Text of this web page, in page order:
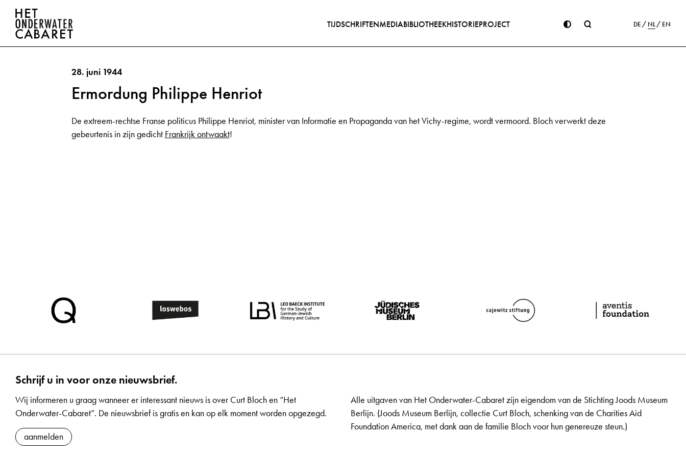
TIJDSCHRIFTENMEDIABIBLIOTHEEKHISTORIEPROJECT DE NL EN
28. juni 1944
Ermordung Philippe Henriot
De extreem-rechtse Franse politicus Philippe Henriot, minister van Informatie en Propaganda van het Vichy-regime, wordt vermoord. Bloch verwerkt deze
gebeurtenis in zijn gedicht Frankrijk ontwaakt!
Schrijf u in voor onze nieuwsbrief.
Wij informeren u graag wanneer er interessant nieuws is over Curt Bloch en “Het
Onderwater-Cabaret”. De nieuwsbrief is gratis en kan op elk moment worden opgezegd.
aanmelden
Alle uitgaven van Het Onderwater-Cabaret zijn eigendom van de Stichting Joods Museum
Berlijn. (Joods Museum Berlijn, collectie Curt Bloch, schenking van de Charities Aid
Foundation America, met dank aan de familie Bloch voor hun genereuze steun.)